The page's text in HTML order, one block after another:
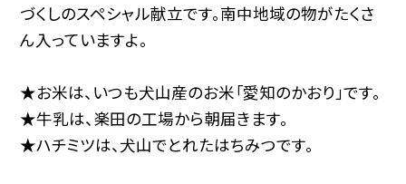
づくしのスペシャル献立です。南中地域の物がたくさ
ん入っていますよ。
★お米は、いつも犬山産のお米「愛知のかおり」です。
★牛乳は、楽田の工場から朝届きます。
★ハチミツは、犬山でとれたはちみつです。